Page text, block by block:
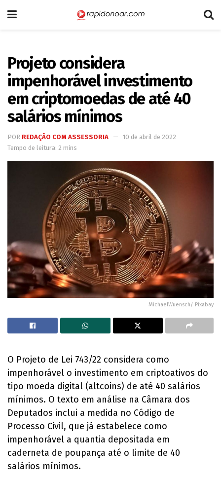
Projeto considera
impenhorável investimento
em criptomoedas de até 40
salários mínimos
POR REDAÇÃO COM ASSESSORIA
10 de abril de 2022
Tempo de leitura: 2 mins
MichaelWuensch/ Pixabay
O Projeto de Lei 743/22 considera como
impenhorável o investimento em criptoativos do
tipo moeda digital (altcoins) de até 40 salários
mínimos. O texto em análise na Câmara dos
Deputados inclui a medida no Código de
Processo Civil, que já estabelece como
impenhorável a quantia depositada em
caderneta de poupança até o limite de 40
salários mínimos.